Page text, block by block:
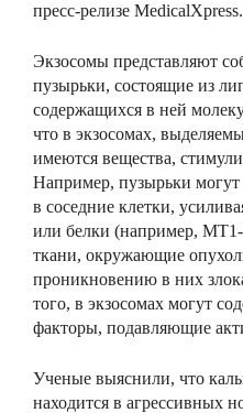
пресс-релизе MedicalXpress.
Экзосомы представляют
пузырьки, состоящие из
содержащихся в ней
что в экзосомах,
имеются вещества,
Например, пузырьки могут
в соседние клетки,
или белки (например,
ткани, окружающие
проникновению в них
того, в экзосомах могут
факторы, подавляющие
Ученые выяснили, что
находится в агрессивных